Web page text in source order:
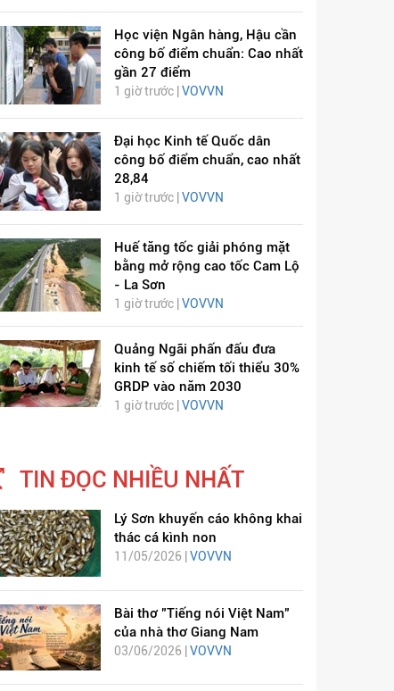
Học viện Ngân hàng, Hậu cần
công bố điểm chuẩn: Cao nhất
gần 27 điểm
1 giờ trước | VOVVN
Đại học Kinh tế Quốc dân
công bố điểm chuẩn, cao nhất
28,84
1 giờ trước | VOVVN
Huế tăng tốc giải phóng mặt
bằng mở rộng cao tốc Cam Lộ
- La Sơn
1 giờ trước | VOVVN
Quảng Ngãi phấn đấu đưa
kinh tế số chiếm tối thiểu 30%
GRDP vào năm 2030
1 giờ trước | VOVVN
TIN ĐỌC NHIỀU NHẤT
Lý Sơn khuyến cáo không khai
thác cá kình non
11/05/2026 | VOVVN
Bài thơ "Tiếng nói Việt Nam"
của nhà thơ Giang Nam
03/06/2026 |VOVVN